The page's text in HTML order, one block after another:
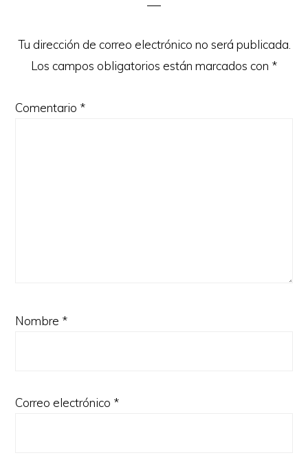
Tu dirección de correo electrónico no será publicada.
Los campos obligatorios están marcados con *
Comentario *
Nombre *
Correo electrónico *